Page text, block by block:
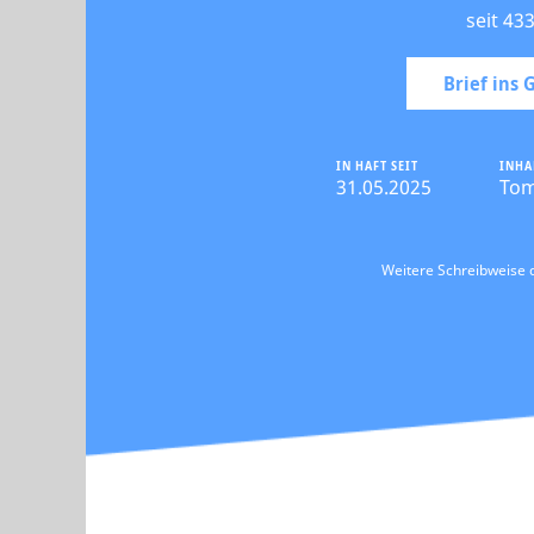
seit
Brief ins
IN HAFT SEIT
31.05.2025
Weitere Schreibweise